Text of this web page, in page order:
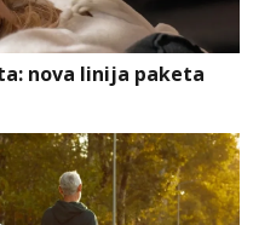
nova linija paketa